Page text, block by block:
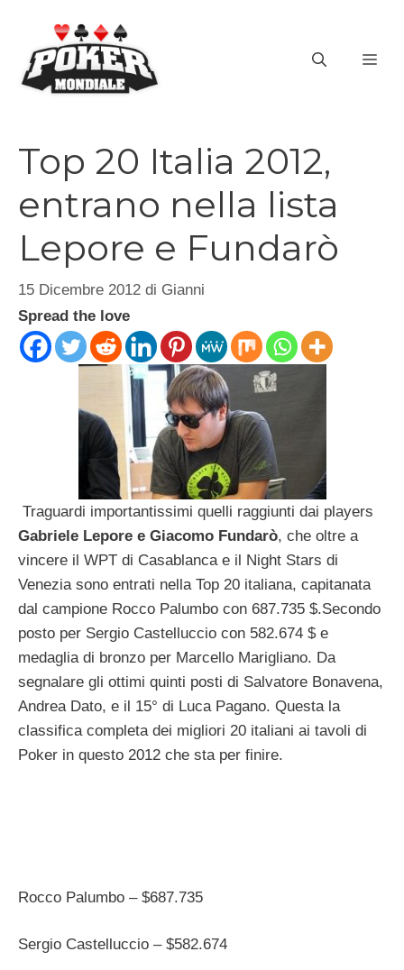
contenuto
Top 20 Italia 2012,
entrano nella lista
Lepore e Fundarò
15 Dicembre 2012 di Gianni
Spread the love
Traguardi importantissimi quelli raggiunti dai players
Gabriele Lepore e Giacomo Fundarò, che oltre a
vincere il WPT di Casablanca e il Night Stars di
Venezia sono entrati nella Top 20 italiana, capitanata
dal campione Rocco Palumbo con 687.735 $.Secondo
posto per Sergio Castelluccio con 582.674 $ e
medaglia di bronzo per Marcello Marigliano. Da
segnalare gli ottimi quinti posti di Salvatore Bonavena,
Andrea Dato, e il 15° di Luca Pagano. Questa la
classifica completa dei migliori 20 italiani ai tavoli di
Poker in questo 2012 che sta per finire.
Rocco Palumbo – $687.735
Sergio Castelluccio – $582.674